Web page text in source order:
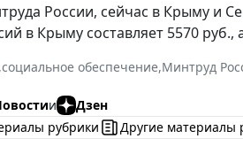
России, сейчас в Крыму и
в Крыму составляет 5570 руб.,
,социальное обеспечение,Минтруд
и
Дзен
рубрики
Другие материалы